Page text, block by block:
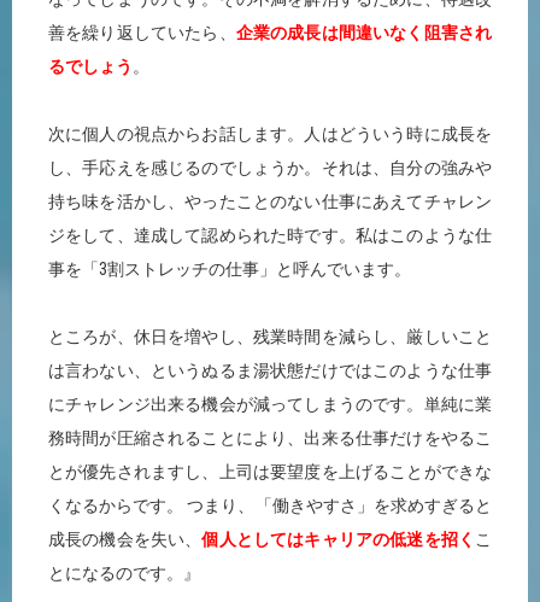
善を繰り返していたら、 企業の成長は間違いなく阻害され
るでしょう 。
次に個人の視点からお話します。人はどういう時に成長を
し、手応えを感じるのでしょうか。それは、自分の強みや
持ち味を活かし、やったことのない仕事にあえてチャレン
ジをして、達成して認められた時です。私はこのような仕
事を「3割ストレッチの仕事」と呼んでいます。
ところが、休日を増やし、残業時間を減らし、厳しいこと
は言わない、というぬるま湯状態だけではこのような仕事
にチャレンジ出来る機会が減ってしまうのです。単純に業
務時間が圧縮されることにより、出来る仕事だけをやるこ
とが優先されますし、上司は要望度を上げることができな
くなるからです。 つまり、「働きやすさ」を求めすぎると
成長の機会を失い、個人としてはキャリアの低迷を招く こ
とになるのです。』